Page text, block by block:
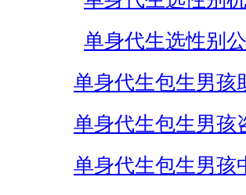
单身代生选性别
单身代生包生男孩
单身代生包生男孩
单身代生包生男孩